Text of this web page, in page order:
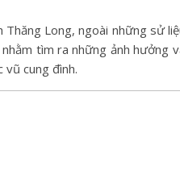
Long, ngoài những sử
tìm ra những ảnh hưởng
vũ cung đình.